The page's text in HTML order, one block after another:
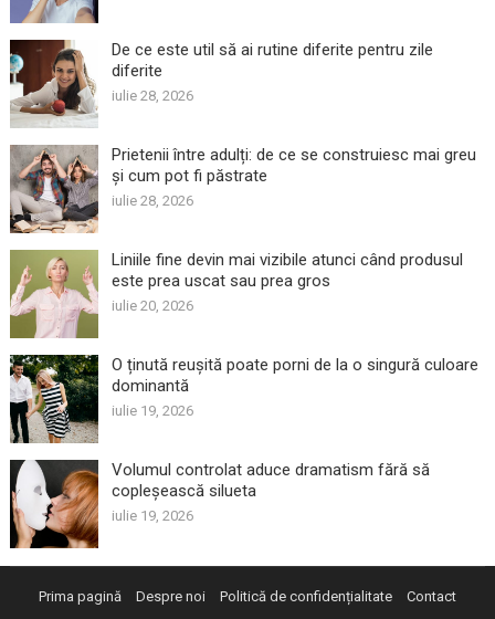
De ce este util să ai rutine diferite pentru zile
diferite
iulie 28, 2026
Prietenii între adulți: de ce se construiesc mai greu
și cum pot fi păstrate
iulie 28, 2026
Liniile fine devin mai vizibile atunci când produsul
este prea uscat sau prea gros
iulie 20, 2026
O ținută reușită poate porni de la o singură culoare
dominantă
iulie 19, 2026
Volumul controlat aduce dramatism fără să
copleșească silueta
iulie 19, 2026
Prima pagină Despre noi Politică de confidențialitate Contact